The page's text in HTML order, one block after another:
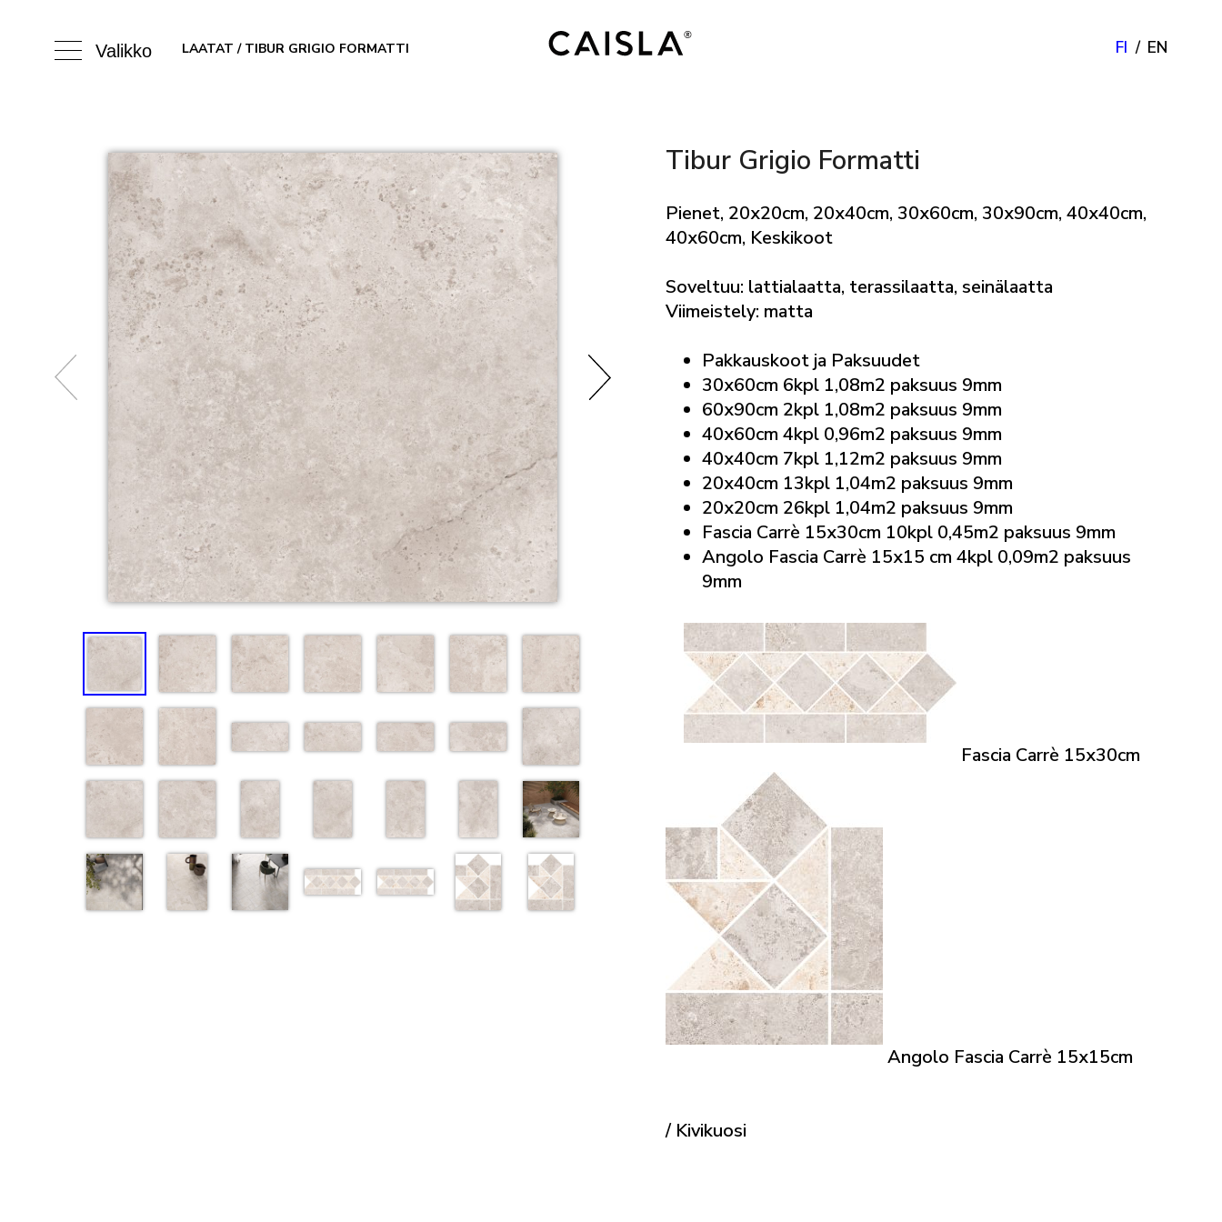
Valikko LAATAT / TIBUR GRIGIO FORMATTI FI EN
Tibur Grigio Formatti
Pienet, 20x20cm, 20x40cm, 30x60cm, 30x90cm, 40x40cm,
40x60cm, Keskikoot
Soveltuu: lattialaatta, terassilaatta, seinälaatta
Viimeistely: matta
Pakkauskoot ja Paksuudet
30x60cm 6kpl 1,08m2 paksuus 9mm
60x90cm 2kpl 1,08m2 paksuus 9mm
40x60cm 4kpl 0,96m2 paksuus 9mm
40x40cm 7kpl 1,12m2 paksuus 9mm
20x40cm 13kpl 1,04m2 paksuus 9mm
20x20cm 26kpl 1,04m2 paksuus 9mm
Fascia Carrè 15x30cm 10kpl 0,45m2 paksuus 9mm
Angolo Fascia Carrè 15x15 cm 4kpl 0,09m2 paksuus
9mm
Fascia Carrè 15x30cm
Angolo Fascia Carrè 15x15cm
/ Kivikuosi